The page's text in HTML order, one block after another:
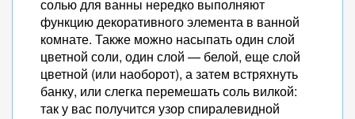
солью для ванны нередко выполняют
функцию декоративного элемента в ванной
комнате. Также можно насыпать один слой
цветной соли, один слой — белой, еще слой
цветной (или наоборот), а затем встряхнуть
банку, или слегка перемешать соль вилкой:
так у вас получится узор спиралевидной